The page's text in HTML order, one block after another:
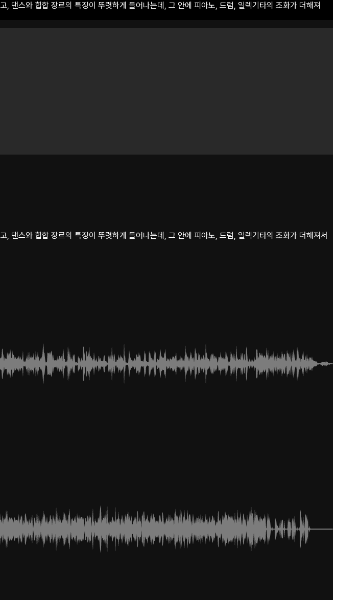
, 댄스와 힙합 장르의 특징이 뚜렷하게 들어나는데, 그 안에 피아노, 드럼, 일렉기타의 조화가 더해져
댄스와 힙합 장르의 특징이 뚜렷하게 들어나는데, 그 안에 피아노, 드럼, 일렉기타의 조화가 더해져서